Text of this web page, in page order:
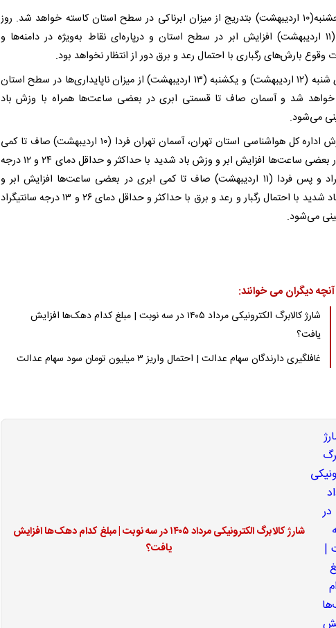
روز پنجشنبه(۱۰ اردیبهشت) بتدریج از میزان ابرناکی در سطح استان کاسته خواهد شد. روز
جمعه (۱۱ اردیبهشت) افزایش ابر در سطح استان و درپاره‌ای نقاط به‌ویژه در دامنه‌ها و
وقوع بارش‌های رگباری با احتمال رعد و برق دور از انتظار نخواهد بود.
روزهای شنبه (۱۲ اردیبهشت) و یکشنبه (۱۳ اردیبهشت) از میزان ناپایداری‌ها در سطح استان
خواهد شد و آسمان صاف تا قسمتی ابری در بعضی ساعت‌ها همراه با وزش باد
می‌شود.
به گزارش اداره کل هواشناسی استان تهران، آسمان تهران فردا (۱۰ اردیبهشت) صاف تا کمی
ابری در بعضی ساعت‌ها افزایش ابر و وزش باد شدید با حداکثر و حداقل دمای ۲۴ و ۱۲ درجه
سانتیگراد و پس فردا (۱۱ اردیبهشت) صاف تا کمی ابری در بعضی ساعت‌ها افزایش ابر و
وزش باد شدید با احتمال رگبار و رعد و برق با حداکثر و حداقل دمای ۲۶ و ۱۳ درجه سانتیگراد
می‌شود.
آنچه دیگران می خوانند:
شارژ کالابرگ الکترونیکی مرداد ۱۴۰۵ در سه نوبت | مبلغ کدام دهک‌ها افزایش
یافت؟
غافلگیری دارندگان سهام عدالت | احتمال واریز ۳ میلیون تومان سود سهام عدالت
شارژ کالابرگ الکترونیکی مرداد ۱۴۰۵ در سه نوبت | مبلغ کدام دهک‌ها افزایش
یافت؟